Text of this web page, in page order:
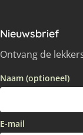
Nieuwsbrief
Ontvang de
Naam (optioneel)
E-mail